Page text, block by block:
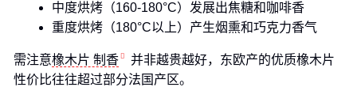
中度烘烤（160-180°C）发展出焦糖和咖啡香
重度烘烤（180°C以上）产生烟熏和巧克力香气
需注意橡木片 制香
并非越贵越好，东欧产的优质橡木片
性价比往往超过部分法国产区。